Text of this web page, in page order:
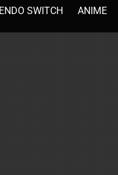
SWITCH ANIME